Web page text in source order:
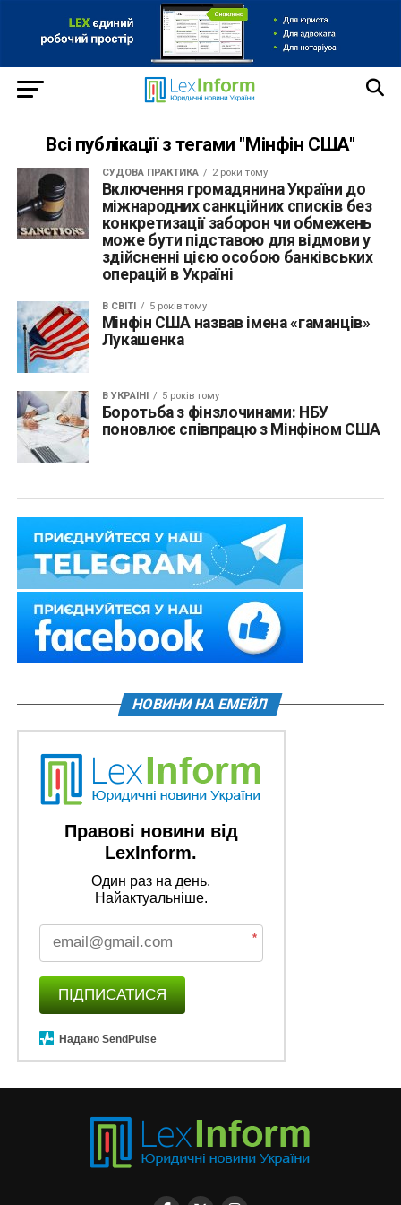
Всі публікації з тегами "Мінфін США"
СУДОВА ПРАКТИКА 2 роки тому
Включення громадянина України до
міжнародних санкційних списків без
конкретизації заборон чи обмежень
може бути підставою для відмови у
здійсненні цією особою банківських
операцій в Україні
В СВІТІ 5 років тому
Мінфін США назвав імена «гаманців»
Лукашенка
В УКРАЇНІ 5 років тому
Боротьба з фінзлочинами: НБУ
поновлює співпрацю з Мінфіном США
НОВИНИ НА ЕМЕЙЛ
Правові новини від
LexInform.
Один раз на день.
Найактуальніше.
*
ПІДПИСАТИСЯ
Надано SendPulse